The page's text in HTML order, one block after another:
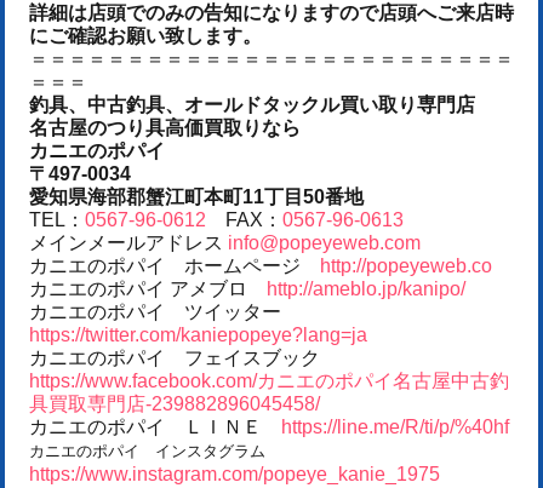
詳細は店頭でのみの告知になりますので店頭へご来店時
にご確認お願い致します。
＝＝＝＝＝＝＝＝＝＝＝＝＝＝＝＝＝＝＝＝＝＝＝＝＝
＝＝＝
釣具、中古釣具、オールドタックル買い取り専門店
名古屋のつり具高価買取りなら
カニエのポパイ
〒497-0034
愛知県海部郡蟹江町本町11丁目50番地
TEL： 0567-96-0612 FAX： 0567-96-0613
メインメールアドレス info@popeyeweb.com
カニエのポパイ ホームページ
http://popeyeweb.co
カニエのポパイ アメブロ
http://ameblo.jp/kanipo/
カニエのポパイ ツイッター
https://twitter.com/kaniepopeye?lang=ja
カニエのポパイ フェイスブック
https://www.facebook.com/カニエのポパイ名古屋中古釣
具買取専門店-239882896045458/
カニエのポパイ ＬＩＮＥ
https://line.me/R/ti/p/%40hf
カニエのポパイ インスタグラム
https://www.instagram.com/popeye_kanie_1975